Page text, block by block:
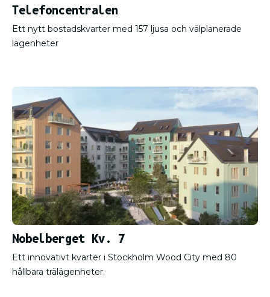
Telefoncentralen
Ett nytt bostadskvarter med 157 ljusa och välplanerade
lägenheter
Nobelberget Kv. 7
Ett innovativt kvarter i Stockholm Wood City med 80
hållbara trälägenheter.